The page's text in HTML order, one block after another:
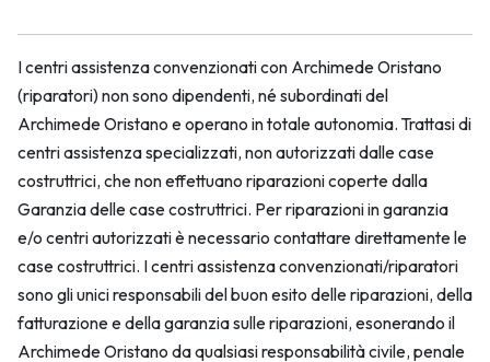
I centri assistenza convenzionati con Archimede Oristano
(riparatori) non sono dipendenti, né subordinati del
Archimede Oristano e operano in totale autonomia. Trattasi di
centri assistenza specializzati, non autorizzati dalle case
costruttrici, che non effettuano riparazioni coperte dalla
Garanzia delle case costruttrici. Per riparazioni in garanzia
e/o centri autorizzati è necessario contattare direttamente le
case costruttrici. I centri assistenza convenzionati/riparatori
sono gli unici responsabili del buon esito delle riparazioni, della
fatturazione e della garanzia sulle riparazioni, esonerando il
Archimede Oristano da qualsiasi responsabilità civile, penale